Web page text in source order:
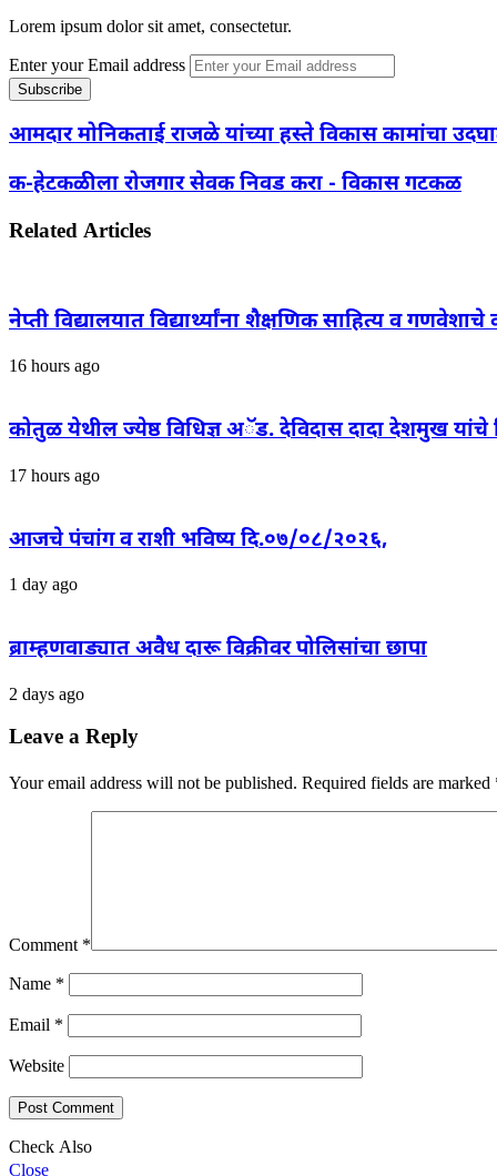
Lorem ipsum dolor sit amet, consectetur.
Enter your Email address
आमदार मोनिकताई राजळे यांच्या हस्ते विकास कामांचा
क-हेटकळीला रोजगार सेवक निवड करा - विकास गटकळ
Related Articles
नेप्ती विद्यालयात विद्यार्थ्यांना शैक्षणिक साहित्य व गणवेशाचे
16 hours ago
कोतुळ येथील ज्येष्ठ विधिज्ञ अॅड. देविदास दादा देशमुख यांचे
17 hours ago
आजचे पंचांग व राशी भविष्य दि.०७/०८/२०२६,
1 day ago
ब्राम्हणवाड्यात अवैध दारू विक्रीवर पोलिसांचा छापा
2 days ago
Leave a Reply
Your email address will not be published. Required fields are marked
Comment *
Name *
Email *
Website
Check Also
Close